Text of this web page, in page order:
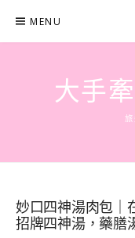
content
MENU
大手
妙口四神湯肉包｜
招牌四神湯，藥膳